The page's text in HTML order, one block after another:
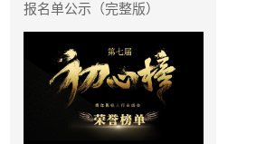
报名单公示（完整版）